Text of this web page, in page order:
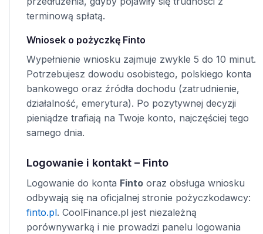
terminową spłatą.
Wniosek o pożyczkę Finto
Wypełnienie wniosku zajmuje zwykle 5 do 10 minut.
Potrzebujesz dowodu osobistego, polskiego konta
bankowego oraz źródła dochodu (zatrudnienie,
działalność, emerytura). Po pozytywnej decyzji
pieniądze trafiają na Twoje konto, najczęściej tego
samego dnia.
Logowanie i kontakt – Finto
Logowanie do konta Finto oraz obsługa wniosku
odbywają się na oficjalnej stronie pożyczkodawcy:
finto.pl. CoolFinance.pl jest niezależną
porównywarką i nie prowadzi panelu logowania